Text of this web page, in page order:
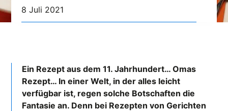
8 Juli 2021
Ein Rezept aus dem 11. Jahrhundert… Omas
Rezept… In einer Welt, in der alles leicht
verfügbar ist, regen solche Botschaften die
Fantasie an. Denn bei Rezepten von Gerichten